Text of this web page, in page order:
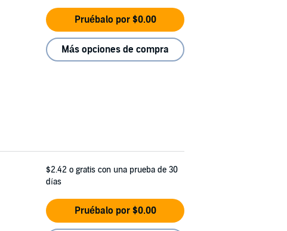
Pruébalo por $0.00
Más opciones de compra
$2.42 o gratis con una prueba de 30
días
Pruébalo por $0.00